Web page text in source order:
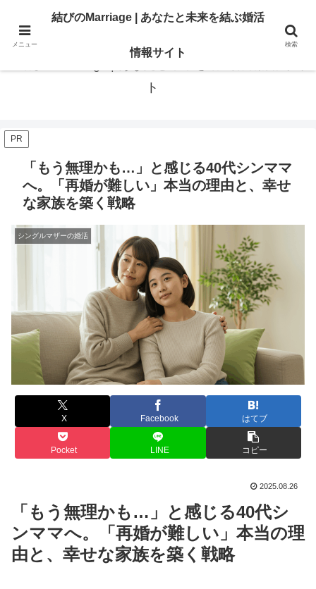
あなたの「結びたい」を叶える情報。地域・大手相談所の選び方と婚活のリア
ト
PR
「もう無理かも…」と感じる40代シンママ
へ。「再婚が難しい」本当の理由と、幸せ
な家族を築く戦略
シングルマザーの婚活
X Facebook はてブ
Pocket LINE コピー
2025.08.26
「もう無理かも…」と感じる40代シ
ンママへ。「再婚が難しい」本当の理
由と、幸せな家族を築く戦略
メニュー
結びのMarriage | あなたと未来を結ぶ婚活
情報サイト
検索